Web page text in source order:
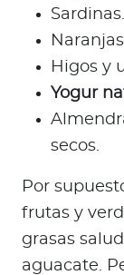
Sardinas.
Higos y
Yogur
secos.
Por
frutas y
grasas
aguacate.